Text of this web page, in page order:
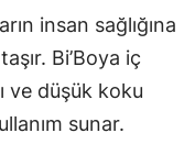
insan sağlığına
Bi’Boya iç
ve düşük koku
sunar.